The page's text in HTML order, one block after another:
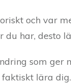
och var
du har,
som ger
lära dig.